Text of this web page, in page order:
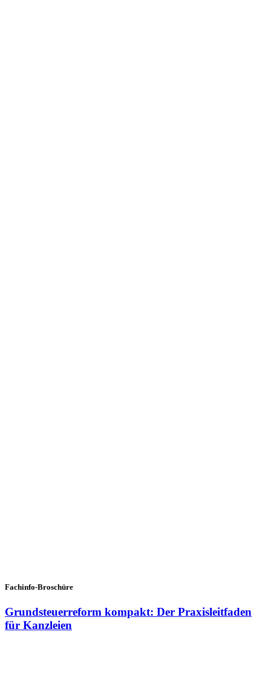
Fachinfo-Broschüre
Grundsteuerreform kompakt: Der Praxisleitfaden
für Kanzleien